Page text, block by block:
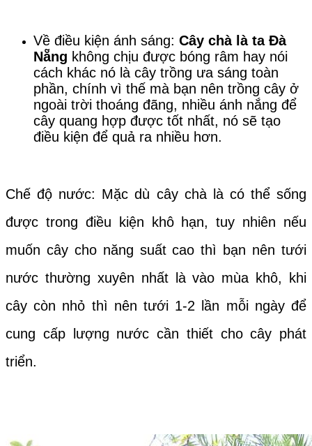
Về điều kiện ánh sáng: Cây chà là ta Đà
Nẵng không chịu được bóng râm hay nói
cách khác nó là cây trồng ưa sáng toàn
phần, chính vì thế mà bạn nên trồng cây ở
ngoài trời thoáng đãng, nhiều ánh nắng để
cây quang hợp được tốt nhất, nó sẽ tạo
điều kiện để quả ra nhiều hơn.
Chế độ nước: Mặc dù cây chà là có thể sống
được trong điều kiện khô hạn, tuy nhiên nếu
muốn cây cho năng suất cao thì bạn nên tưới
nước thường xuyên nhất là vào mùa khô, khi
cây còn nhỏ thì nên tưới 1-2 lần mỗi ngày để
cung cấp lượng nước cần thiết cho cây phát
triển.